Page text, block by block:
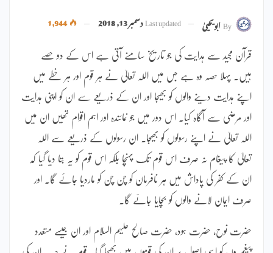
Byابویحییٰ Last updatedدسمبر 13, 2018 1,944
قرآن مجید سے ہدایت کی جو تاریخ سامنے آتی ہے اس کے دو حصے
ہیں۔ پہلا حصہ وہ ہے جس میں اللہ تعالیٰ نے ہر قوم اور ہر خطے میں
اپنے ہدایت دینے والوں کو بھیجا اور ان کے ذریعے سے ان کو اپنی ہدایت
اور مرضی سے آگاہ کیا۔ اس دور میں جو نمائندہ اور اہم اقوام تھیں ان میں
اللہ تعالیٰ نے اپنے رسولوں کو بھیجا۔ ان رسولوں کے ذریعے سے اللہ
تعالیٰ کا پیغام نہ صرف اس قوم تک پہنچا بلکہ اس قوم کو یہ بتا دیا گیا کہ
ان کے کفر کی پاداش میں ہر نافرمان کو چن چن کو ماردیا جائے گا۔ اور
صرف ایمان لانے والوں کو بچایا جائے گا۔
حضرت نوح، حضرت ہود، حضرت صالح علیہم السلام اور ان جیسے متعدد
پیغمبروں کو اسی اصول پر ان کی قوموں میں بھیجا گیا۔ قوم نے جب ان کی